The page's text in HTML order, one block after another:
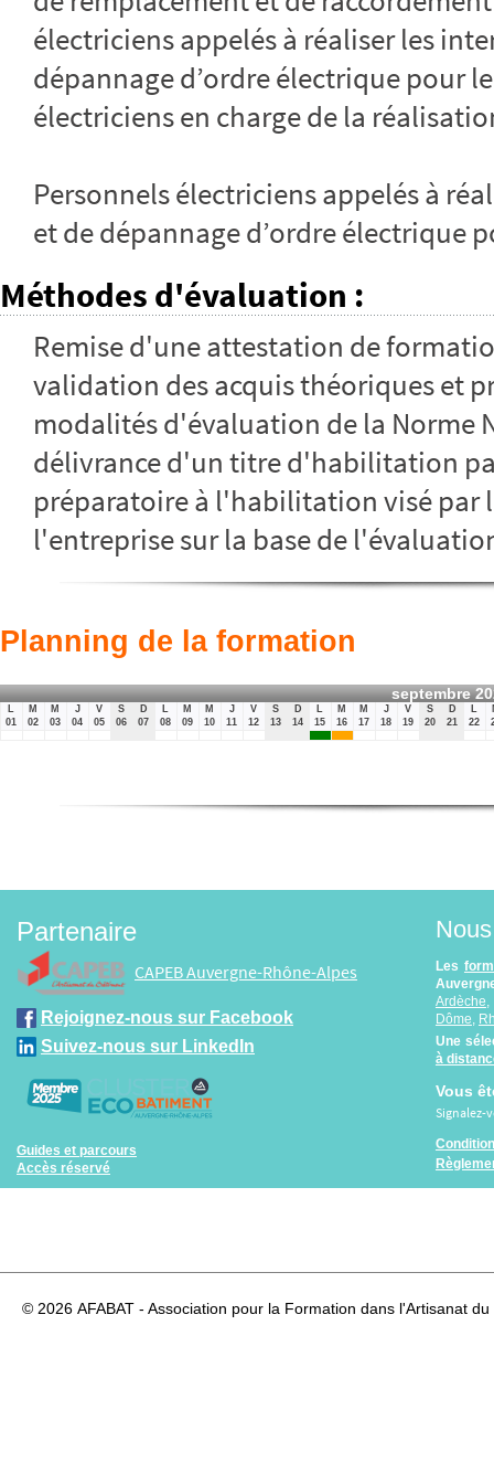
électriciens appelés à réaliser les
dépannage d’ordre électrique pour
électriciens en charge de la
Personnels électriciens appelés à
et de dépannage d’ordre électrique
Méthodes d'évaluation :
Remise d'une attestation de
validation des acquis théoriques et
modalités d'évaluation de la Norme
délivrance d'un titre d'habilitation
préparatoire à l'habilitation visé par
l'entreprise sur la base de
Planning de la formation
septembre
01
M
02
M
03
J
04
V
05
S
06
D
07
08
M
09
M
10
J
11
V
12
S
13
D
14
15
M
16
M
17
J
18
V
19
S
20
D
21
22
Partenaire
CAPEB Auvergne-Rhône-Alpes
Rejoignez-nous sur Facebook
Suivez-nous sur LinkedIn
Guides et parcours
Accès réservé
Les
Ardèche
Dôme,
Une
à
Vous
Signalez-
© 2026 AFABAT - Association pour la Formation dans l'Artisanat du